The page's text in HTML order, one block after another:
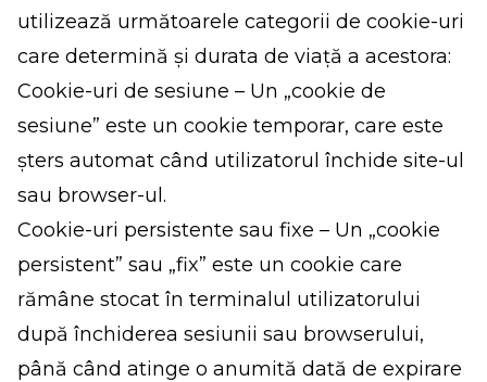
utilizează următoarele categorii de cookie-uri
care determină și durata de viață a acestora:
Cookie-uri de sesiune – Un „cookie de
sesiune” este un cookie temporar, care este
șters automat când utilizatorul închide site-ul
sau browser-ul.
Cookie-uri persistente sau fixe – Un „cookie
persistent” sau „fix” este un cookie care
rămâne stocat în terminalul utilizatorului
după închiderea sesiunii sau browserului,
până când atinge o anumită dată de expirare